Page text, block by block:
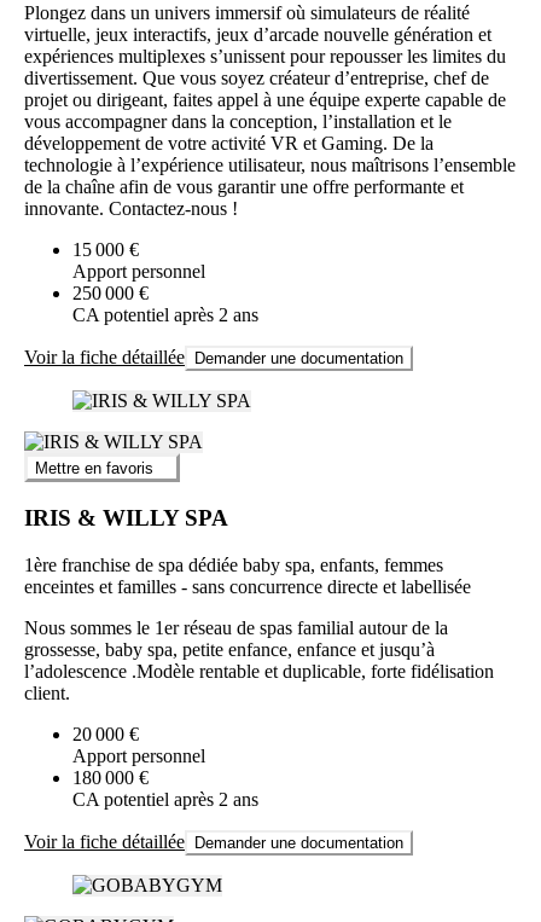
Plongez dans un univers immersif où simulateurs de réalité
virtuelle, jeux interactifs, jeux d’arcade nouvelle génération et
expériences multiplexes s’unissent pour repousser les limites du
divertissement. Que vous soyez créateur d’entreprise, chef de
projet ou dirigeant, faites appel à une équipe experte capable de
vous accompagner dans la conception, l’installation et le
développement de votre activité VR et Gaming. De la
technologie à l’expérience utilisateur, nous maîtrisons l’ensemble
de la chaîne afin de vous garantir une offre performante et
innovante. Contactez-nous !
15 000 €
Apport personnel
250 000 €
CA potentiel après 2 ans
Voir la fiche détaillée Demander une documentation
Mettre en favoris
IRIS & WILLY SPA
1ère franchise de spa dédiée baby spa, enfants, femmes
enceintes et familles - sans concurrence directe et labellisée
Nous sommes le 1er réseau de spas familial autour de la
grossesse, baby spa, petite enfance, enfance et jusqu’à
l’adolescence .Modèle rentable et duplicable, forte fidélisation
client.
20 000 €
Apport personnel
180 000 €
CA potentiel après 2 ans
Voir la fiche détaillée Demander une documentation